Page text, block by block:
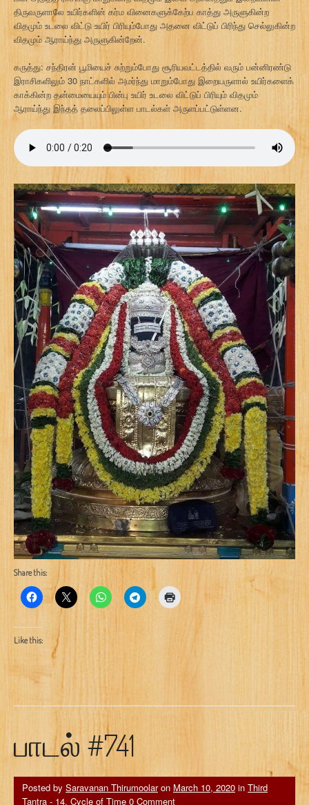
திருவருளாலே உயிர்களின் கர்ம வினைகளுக்கேற்ப காத்து அருளுகின்ற
விதமும் உடலை விட்டு உயிர் பிரியும்போது அதனை விட்டுப் பிரிந்து செல்லுகின்ற
விதமும் ஆராய்ந்து அருளுகின்றேன்.
கருத்து: சந்திரன் பூமியைச் சுற்றும்போது சூரியவட்டத்தில் வரும் பன்னிரண்டு
இராசிகளிலும் 30 நாட்களில் அமர்ந்து மாறும்போது இறையருளால் உயிர்களைக்
காக்கின்ற தன்மையையும் பின்பு உயிர் உடலை விட்டுப் பிரியும் விதமும்
ஆராய்ந்து இந்தத் தலைப்பிலுள்ள பாடல்கள் அருளப்பட்டுள்ளன.
Share this:
Like this:
பாடல் #741
Posted by Saravanan Thirumoolaron March 10, 2020 in Third
Tantra - 14. Cycle of Time 0 Comment